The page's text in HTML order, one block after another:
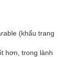
(khẩu trang
hơn, trong lành